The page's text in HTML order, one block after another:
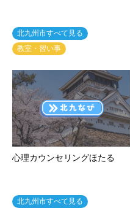
北九州市すべて見る
教室・習い事
心理カウンセリングほたる
北九州市すべて見る